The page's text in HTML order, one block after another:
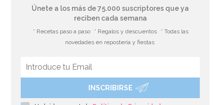
Set de 12 Pajitas Carnival
Únete a los más de 75.000 suscriptores que ya
reciben cada semana
* Recetas paso a paso * Regalos y descuentos
* Todas las
novedades en repostería y fiestas
INSCRIBIRSE